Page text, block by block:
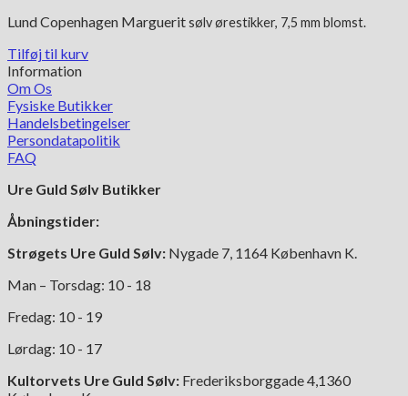
Lund Copenhagen Margueritsølv ørestikker, 7,5 mm blomst.
Tilføj til kurv
Information
Om Os
Fysiske Butikker
Handelsbetingelser
Persondatapolitik
FAQ
Ure Guld Sølv Butikker
Åbningstider:
Strøgets Ure Guld Sølv: Nygade 7, 1164 København K.
Man – Torsdag: 10 - 18
Fredag: 10 - 19
Lørdag: 10 - 17
Kultorvets Ure Guld Sølv: Frederiksborggade 4,1360